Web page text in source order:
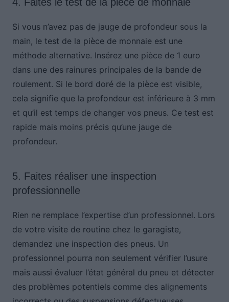
Si vous n’avez pas de jauge de profondeur sous la
main, le test de la pièce de monnaie est une
méthode alternative. Insérez une pièce de 1 euro
dans une des rainures principales de la bande de
roulement. Si le bord doré de la pièce est visible,
cela signifie que la profondeur est inférieure à 3 mm
et qu’il est temps de changer vos pneus. Ce test est
rapide mais moins précis qu’une jauge de
profondeur.
5. Faites réaliser une inspection
professionnelle
Rien ne remplace l’expertise d’un professionnel. Lors
de votre visite de routine chez le garagiste,
demandez une inspection des pneus. Un
professionnel pourra non seulement vérifier l’usure
mais aussi évaluer l’état général du pneu et détecter
des problèmes potentiels comme des alignements